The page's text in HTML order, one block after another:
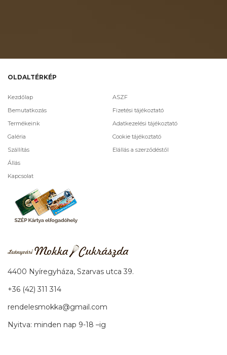
OLDALTÉRKÉP
Kezdőlap
Bemutatkozás
Termékeink
Galéria
Szállítás
Állás
Kapcsolat
ASZF
Fizetési tájékoztató
Adatkezelési tájékoztató
Cookie tájékoztató
Elállás a szerződéstől
4400 Nyíregyháza, Szarvas utca 39.
+36 (42) 311 314
rendelesmokka@gmail.com
Nyitva: minden nap 9-18 –ig